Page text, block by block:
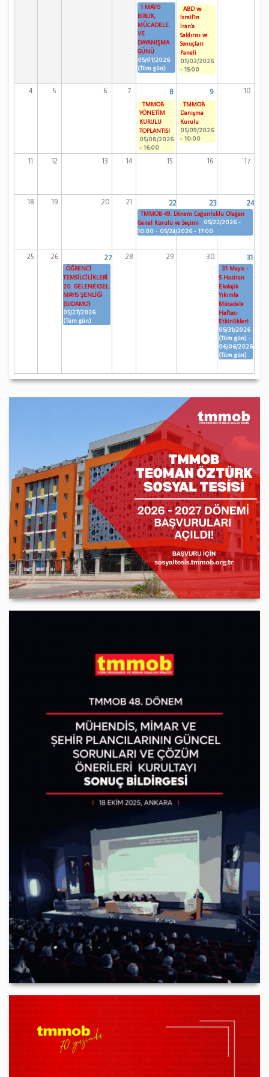
1 MAYIS
BİRLİK,
MÜCADELE
VE
DAYANIŞMA
GÜNÜ
05/01/2026
(Tüm gün)
ABD ve
İsrail'in
İran'a
Saldırısı ve
Sonuçları
Paneli
05/02/2026
- 15:00
4 5 6 7 8 9 10
TMMOB
YÖNETİM
KURULU
TOPLANTISI
05/08/2026
- 16:00
TMMOB
Danışma
Kurulu
05/09/2026
- 10:00
11 12 13 14 15 16 17
18 19 20 21 22 23 24
TMMOB 49. Dönem Çoğunluklu Olağan
Genel Kurulu ve Seçimi
05/22/2026 -
10:00 - 05/24/2026 - 17:00
25 26 27 28 29 30 31
ÖĞRENCİ
TEMSİLCİLİKLERİ
20. GELENEKSEL
MAYIS ŞENLİĞİ
(GIDAMO)
05/27/2026
(Tüm gün)
31 Mayıs -
5 Haziran
Ekolojik
Yıkımla
Mücadele
Haftası
Etkinlikleri
05/31/2026
(Tüm gün) -
06/06/2026
(Tüm gün)